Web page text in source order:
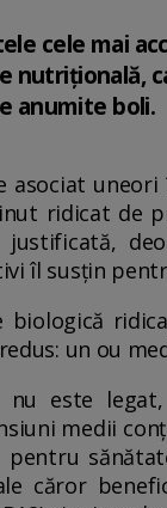
cele mai
nutrițională,
anumite boli.
ridicat de
îl susțin
un ou
nu este
medii
căror